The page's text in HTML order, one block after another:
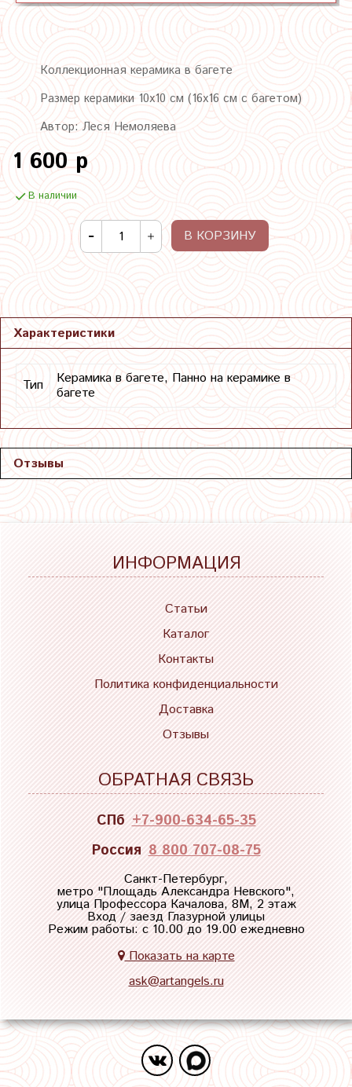
Коллекционная керамика в багете
Размер керамики 10х10 см (16х16 см с багетом)
Автор: Леся Немоляева
1 600 р
В наличии
В КОРЗИНУ
Характеристики
Тип
Керамика в багете, Панно на керамике в
багете
Отзывы
ИНФОРМАЦИЯ
Статьи
Каталог
Контакты
Политика конфиденциальности
Доставка
Отзывы
ОБРАТНАЯ СВЯЗЬ
СПб +7-900-634-65-35
Россия 8 800 707-08-75
Санкт-Петербург,
метро "Площадь Александра Невского",
улица Профессора Качалова, 8М, 2 этаж
Вход / заезд Глазурной улицы
Режим работы: с 10.00 до 19.00 ежедневно
Показать на карте
ask@artangels.ru